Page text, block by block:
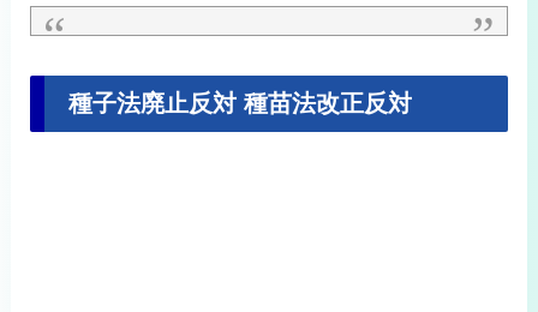
種子法廃止反対 種苗法改正反対